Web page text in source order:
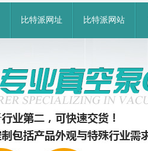
比特派网址 比特派网站